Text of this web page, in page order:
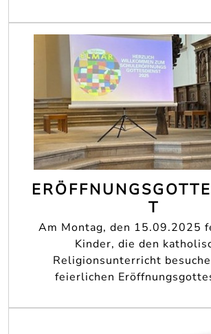
T
Am Montag, den 15.09.2025
Kinder, die den
Religionsunterricht
feierlichen